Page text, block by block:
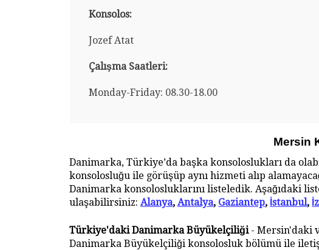
Konsolos:
Jozef Atat
Çalışma Saatleri:
Monday-Friday: 08.30-18.00
Mersin
Danimarka, Türkiye’da başka konsoloslukları da
konsolosluğu ile görüşüp aynı hizmeti alıp
Danimarka konsolosluklarını listeledik. Aşağıdaki
ulaşabilirsiniz:Alanya,Antalya, Gaziantep, İstanbul,
Türkiye'daki Danimarka Büyükelçiliği- Mersin'daki
Danimarka Büyükelçiliği konsolosluk bölümü ile